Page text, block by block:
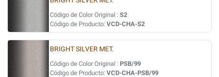
Código de Color Original : S2
Código de Producto: VCD-CHA-S2
BRIGHT SILVER MET.
Código de Color Original : PSB/99
Código de Producto: VCD-CHA-PSB/99